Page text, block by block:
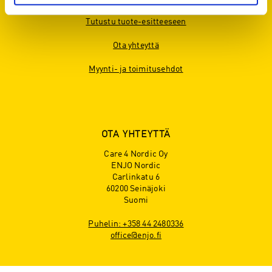
PALVELUT
Tutustu tuote-esitteeseen
Ota yhteyttä
Myynti- ja toimitusehdot
OTA YHTEYTTÄ
Care 4 Nordic Oy
ENJO Nordic
Carlinkatu 6
60200 Seinäjoki
Suomi
Puhelin: +358 44 2480336
office@enjo.fi